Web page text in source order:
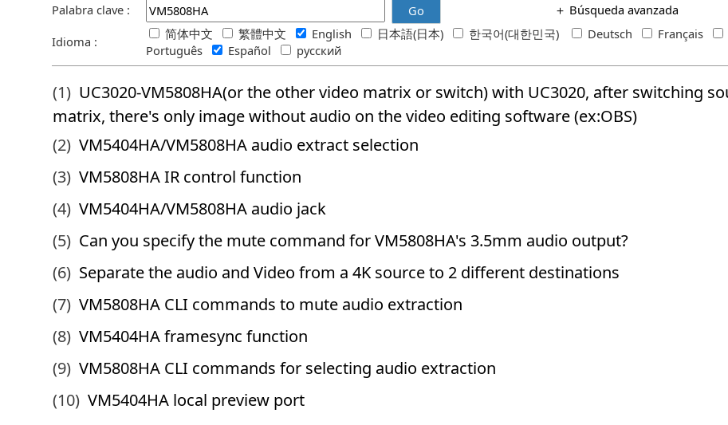
Palabra clave : Go ＋ Búsqueda avanzada
Idioma :
简体中文 繁體中文 English 日本語(日本) 한국어(대한민국) Deutsch Français
Português
Español русский